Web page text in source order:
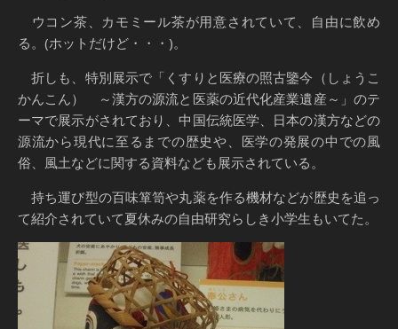
ウコン茶、カモミール茶が用意されていて、自由に飲め
る。(ホットだけど・・・)。
折しも、特別展示で「くすりと医療の照古鑒今（しょうこ
かんこん） ～漢方の源流と医薬の近代化産業遺産～」のテ
ーマで展示がされており、中国伝統医学、日本の漢方などの
源流から現代に至るまでの歴史や、医学の発展の中での風
俗、風土などに関する資料なども展示されている。
持ち運び型の百味箪笥や丸薬を作る機材などが歴史を追っ
て紹介されていて夏休みの自由研究らしき小学生もいてた。